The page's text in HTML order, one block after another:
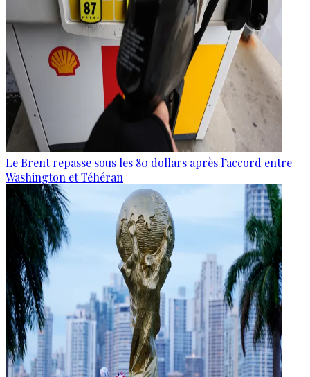
Le Brent repasse sous les 80 dollars après l’accord entre
Washington et Téhéran